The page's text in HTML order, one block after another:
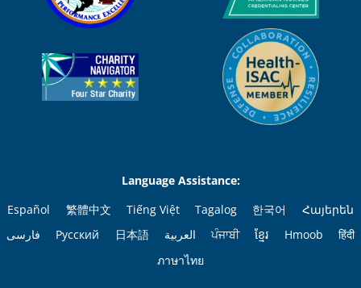
Language Assistance:
Español
繁體中文 Tiếng Việt Tagalog 한국어
Հայերեն
فارسی
Русский 日本語 العربية ਪੰਜਾਬੀ ខ្មែរ Hmoob
हिंदी
ภาษาไทย